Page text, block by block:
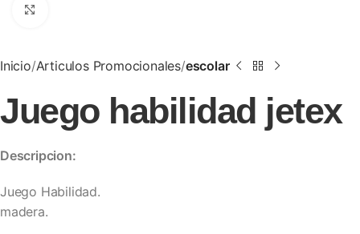
Inicio Articulos Promocionales escolar
Juego habilidad jetex
Descripcion:
Juego Habilidad.
madera.